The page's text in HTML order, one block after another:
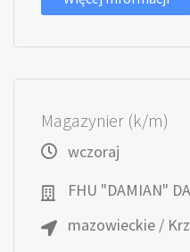
Magazynier (k/m)
wczoraj
FHU "DAMIAN"
mazowieckie /